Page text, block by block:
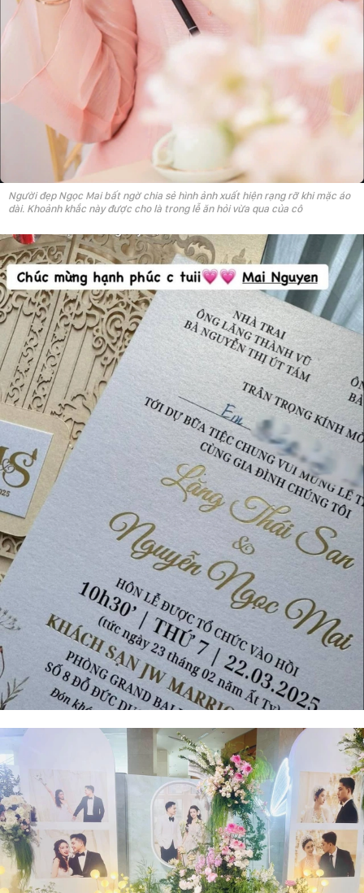
Người đẹp Ngọc Mai bất ngờ chia sẻ hình ảnh xuất hiện rạng rỡ khi mặc áo
dài. Khoảnh khắc này được cho là trong lễ ăn hỏi vừa qua của cô